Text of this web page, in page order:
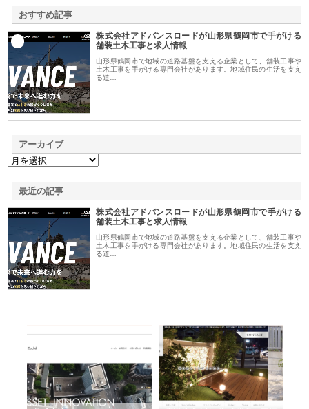
おすすめ記事
株式会社アドバンスロードが山形県鶴岡市で手がける
舗装土木工事と求人情報
山形県鶴岡市で地域の道路基盤を支える企業として、舗装工事や
土木工事を手がける専門会社があります。地域住民の生活を支え
る道…
アーカイブ
最近の記事
株式会社アドバンスロードが山形県鶴岡市で手がける
舗装土木工事と求人情報
山形県鶴岡市で地域の道路基盤を支える企業として、舗装工事や
土木工事を手がける専門会社があります。地域住民の生活を支え
る道…